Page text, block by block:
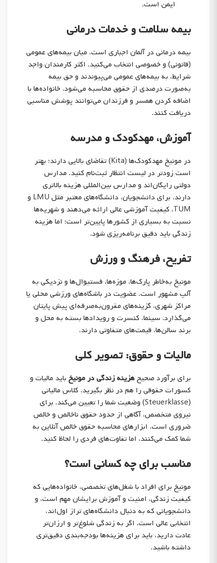
ایمن است.
بیمه سلامت و خدمات درمانی
بیمه درمانی در آلمان اجباری است. میان بیمه‌های عمومی
(قانونی) و خصوصی انتخاب می‌کنید. اکثر کارمندان واجد
شرایط، به بیمه‌های عمومی می‌پیوندند و حق بیمه
به‌صورت درصدی از حقوق محاسبه می‌شود. خانواده‌ها با
اضافه کردن همسر و فرزندان می‌توانند پوشش مناسبی
دریافت کنند.
آموزش، مهدکودک و مدرسه
در مونیخ مهدکودک‌ها (Kita) تقاضای بالایی دارند؛ بهتر
است زودتر در لیست انتظار ثبت‌نام کنید. مدارس
دولتی رایگان‌اند و مدارس بین‌المللی هزینه بالاتری
دارند. برای دانشجویان، دانشگاه‌های معتبر مثل LMU و
TUM، کیفیت آموزشی عالی ارائه می‌دهند و شهریه‌ها
نسبت به بسیاری از کشورها پایین‌تر است؛ اما هزینه
زندگی باید دقیق برنامه‌ریزی شود.
تفریح، فرهنگ و ورزش
مونیخ به‌خاطر پارک‌ها، موزه‌ها، فستیوال‌ها و نزدیکی به
آلپ مشهور است. عضویت در باشگاه‌های ورزشی محلی یا
مراکز شهری، گزینه‌های مقرون‌به‌صرفه‌ای پیش پایتان
می‌گذارد. سینما، کنسرت و رویدادها بسته به محل و
برند سالن‌ها، قیمت‌های متفاوتی دارند.
مالیات و حقوق: تصویر کلی
برای برآورد صحیحهزینه زندگی در مونیخ باید مالیات و
کسورات حقوقی را هم در نظر بگیرید. کلاس مالیاتی
(Steuerklasse) وضعیت شما را تعیین می‌کند. برای
نیروی متخصص، آگاهی از حدود حقوق ناخالص و خالص
ضروری است. ابزارهای محاسبه حقوق خالص آنلاین به
شما کمک می‌کنند، اما تفاوت‌های فردی را لحاظ کنید.
مناسب برای چه کسانی است؟
مونیخ برای افراد با شغل‌های تخصصی، خانواده‌هایی که
کیفیت زندگی، امنیت و آموزش برایشان مهم است، و
دانشجویانی که به دنبال دانشگاه‌های تراز اول‌اند،
انتخابی عالی است. اگر به زندگی شلوغ‌تر و ارزان‌تر
عادت دارید، باید برای هزینه‌ها بودجه‌بندی دقیق‌تری
داشته باشید.